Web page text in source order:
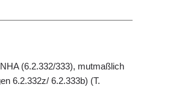
(6.2.332/333), mutmaßlich
6.2.332z/ 6.2.333b) (T.